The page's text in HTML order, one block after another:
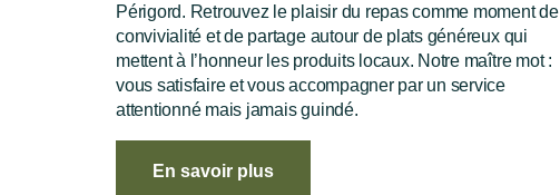
Périgord. Retrouvez le plaisir du repas comme moment de
convivialité et de partage autour de plats généreux qui
mettent à l’honneur les produits locaux. Notre maître mot :
vous satisfaire et vous accompagner par un service
attentionné mais jamais guindé.
En savoir plus